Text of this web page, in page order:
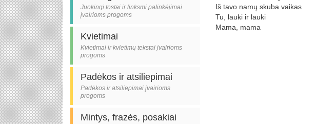
Juokingi tostai ir linksmi palinkėjimai
įvairioms progoms
Kvietimai
Kvietimai ir kvietimų tekstai įvairioms
progoms
Padėkos ir atsiliepimai
Padėkos ir atsiliepimai įvairioms
progoms
Mintys, frazės, posakiai
Iš tavo namų skuba vaikas
Tu, lauki ir lauki
Mama, mama